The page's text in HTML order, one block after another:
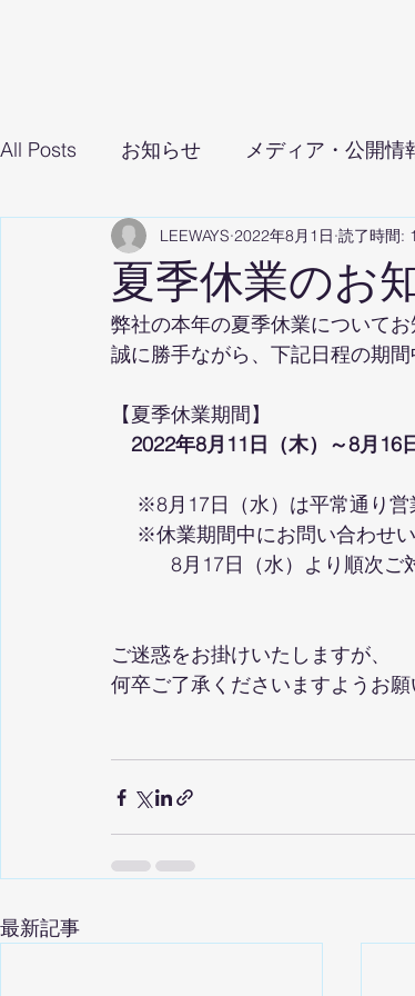
All Posts お知らせ メディア・公開情
夏季休業のお
LEEWAYS 2022年8月1日 読了時間:
弊社の本年の夏季休業についてお
誠に勝手ながら、下記日程の期
【夏季休業期間】
2022年8月11日（木）～8月16
※8月17日（水）は平常通り営
※休業期間中にお問い合わせい
8月17日（水）より順次ご対
ご迷惑をお掛けいたしますが、
何卒ご了承くださいますようお願
最新記事